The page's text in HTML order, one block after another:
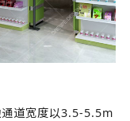
道宽度以3.5-5.5m